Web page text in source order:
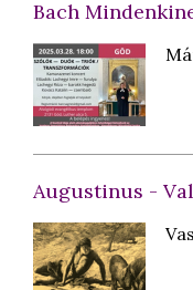
Bach
Augustinus -